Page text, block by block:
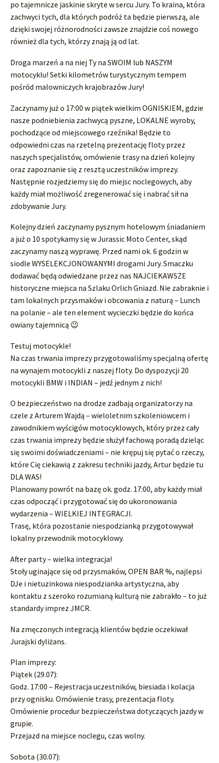
po tajemnicze jaskinie skryte w sercu Jury. To kraina, która
zachwyci tych, dla których podróż ta będzie pierwszą, ale
dzięki swojej różnorodności zawsze znajdzie coś nowego
również dla tych, którzy znają ją od lat.
Droga marzeń a na niej Ty na SWOIM lub NASZYM
motocyklu! Setki kilometrów turystycznym tempem
pośród malowniczych krajobrazów Jury!
Zaczynamy już o 17:00 w piątek wielkim OGNISKIEM, gdzie
nasze podniebienia zachwycą pyszne, LOKALNE wyroby,
pochodzące od miejscowego rzeźnika! Będzie to
odpowiedni czas na rzetelną prezentację floty przez
naszych specjalistów, omówienie trasy na dzień kolejny
oraz zapoznanie się z resztą uczestników imprezy.
Następnie rozjedziemy się do miejsc noclegowych, aby
każdy miał możliwość zregenerować się i nabrać sił na
zdobywanie Jury.
Kolejny dzień zaczynamy pysznym hotelowym śniadaniem
a już o 10 spotykamy się w Jurassic Moto Center, skąd
zaczynamy naszą wyprawę. Przed nami ok. 6 godzin w
siodle WYSELEKCJONOWANYMI drogami Jury. Smaczku
dodawać będą odwiedzane przez nas NAJCIEKAWSZE
historyczne miejsca na Szlaku Orlich Gniazd. Nie zabraknie i
tam lokalnych przysmaków i obcowania z naturą – Lunch
na polanie – ale ten element wycieczki będzie do końca
owiany tajemnicą 😉
Testuj motocykle!
Na czas trwania imprezy przygotowaliśmy specjalną ofertę
na wynajem motocykli z naszej floty. Do dyspozycji 20
motocykli BMW i INDIAN – jedź jednym z nich!
O bezpieczeństwo na drodze zadbają organizatorzy na
czele z Arturem Wajdą – wieloletnim szkoleniowcem i
zawodnikiem wyścigów motocyklowych, który przez cały
czas trwania imprezy będzie służył fachową poradą dzieląc
się swoimi doświadczeniami – nie krępuj się pytać o rzeczy,
które Cię ciekawią z zakresu techniki jazdy, Artur będzie tu
DLA WAS!
Planowany powrót na bazę ok. godz. 17:00, aby każdy miał
czas odpocząć i przygotować się do ukoronowania
wydarzenia – WIELKIEJ INTEGRACJI.
Trasę, która pozostanie niespodzianką przygotowywał
lokalny przewodnik motocyklowy.
After party – wielka integracja!
Stoły uginające się od przysmaków, OPEN BAR %, najlepsi
DJe i nietuzinkowa niespodzianka artystyczna, aby
kontaktu z szeroko rozumianą kulturą nie zabrakło – to już
standardy imprez JMCR.
Na zmęczonych integracją klientów będzie oczekiwał
Jurajski dyliżans.
Plan imprezy:
Piątek (29.07):
Godz. 17:00 – Rejestracja uczestników, biesiada i kolacja
przy ognisku. Omówienie trasy, prezentacja floty.
Omówienie procedur bezpieczeństwa dotyczących jazdy w
grupie.
Przejazd na miejsce noclegu, czas wolny.
Sobota (30.07):